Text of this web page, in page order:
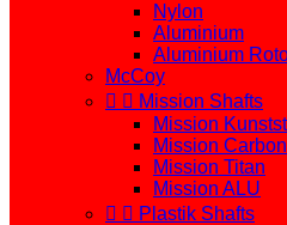
Nylon
Aluminium
Aluminium
McCoy
  Mission Shafts
Mission
Mission Carbon
Mission Titan
Mission ALU
  Plastik Shafts